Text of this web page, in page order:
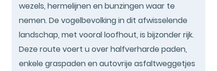
wezels, hermelijnen en bunzingen waar te
nemen. De vogelbevolking in dit afwisselende
landschap, met vooral loofhout, is bijzonder rijk.
Deze route voert u over halfverharde paden,
enkele graspaden en autovrije asfaltweggetjes